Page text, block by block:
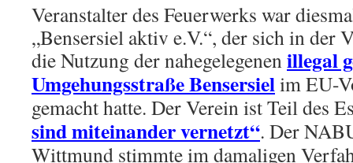
Veranstalter des Feuerwerks war
„Bensersiel aktiv e.V.“, der sich in der
die Nutzung der nahegelegenenillegal
Umgehungsstraße Bensersielim EU-
gemacht hatte. Der Verein ist Teil des
sind miteinander vernetzt“. Der
Wittmund stimmte im damaligen